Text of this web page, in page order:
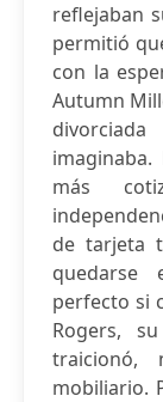
reflejaban
permitió
con la
Autumn
más
de tarjeta
quedarse
perfecto si
Rogers,
mobiliario.